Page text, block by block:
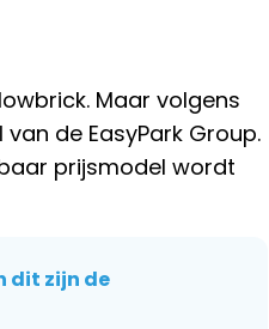
Maar volgens
de EasyPark Group.
prijsmodel wordt
dit zijn de